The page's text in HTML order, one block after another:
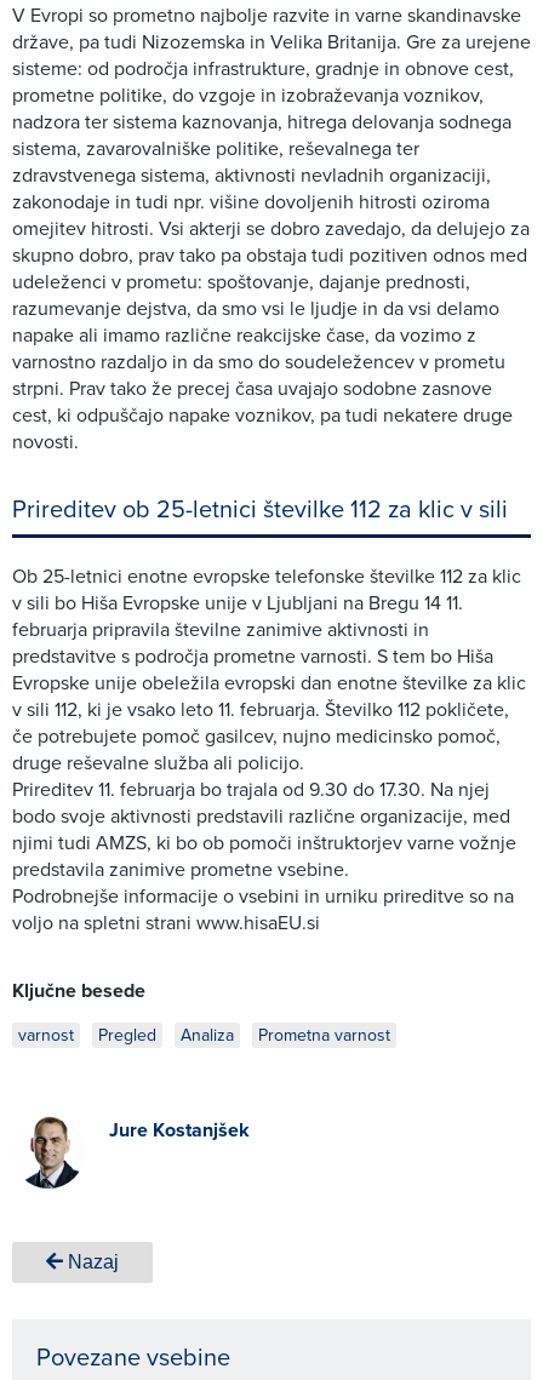
V Evropi so prometno najbolje razvite in varne skandinavske
države, pa tudi Nizozemska in Velika Britanija. Gre za urejene
sisteme: od področja infrastrukture, gradnje in obnove cest,
prometne politike, do vzgoje in izobraževanja voznikov,
nadzora ter sistema kaznovanja, hitrega delovanja sodnega
sistema, zavarovalniške politike, reševalnega ter
zdravstvenega sistema, aktivnosti nevladnih organizaciji,
zakonodaje in tudi npr. višine dovoljenih hitrosti oziroma
omejitev hitrosti. Vsi akterji se dobro zavedajo, da delujejo za
skupno dobro, prav tako pa obstaja tudi pozitiven odnos med
udeleženci v prometu: spoštovanje, dajanje prednosti,
razumevanje dejstva, da smo vsi le ljudje in da vsi delamo
napake ali imamo različne reakcijske čase, da vozimo z
varnostno razdaljo in da smo do soudeležencev v prometu
strpni. Prav tako že precej časa uvajajo sodobne zasnove
cest, ki odpuščajo napake voznikov, pa tudi nekatere druge
novosti.
Prireditev ob 25-letnici številke 112 za klic v sili
Ob 25-letnici enotne evropske telefonske številke 112 za klic
v sili bo Hiša Evropske unije v Ljubljani na Bregu 14 11.
februarja pripravila številne zanimive aktivnosti in
predstavitve s področja prometne varnosti. S tem bo Hiša
Evropske unije obeležila evropski dan enotne številke za klic
v sili 112, ki je vsako leto 11. februarja. Številko 112 pokličete,
če potrebujete pomoč gasilcev, nujno medicinsko pomoč,
druge reševalne služba ali policijo.
Prireditev 11. februarja bo trajala od 9.30 do 17.30. Na njej
bodo svoje aktivnosti predstavili različne organizacije, med
njimi tudi AMZS, ki bo ob pomoči inštruktorjev varne vožnje
predstavila zanimive prometne vsebine.
Podrobnejše informacije o vsebini in urniku prireditve so na
voljo na spletni strani www.hisaEU.si
Ključne besede
varnost Pregled Analiza Prometna varnost
Jure Kostanjšek
Nazaj
Povezane vsebine